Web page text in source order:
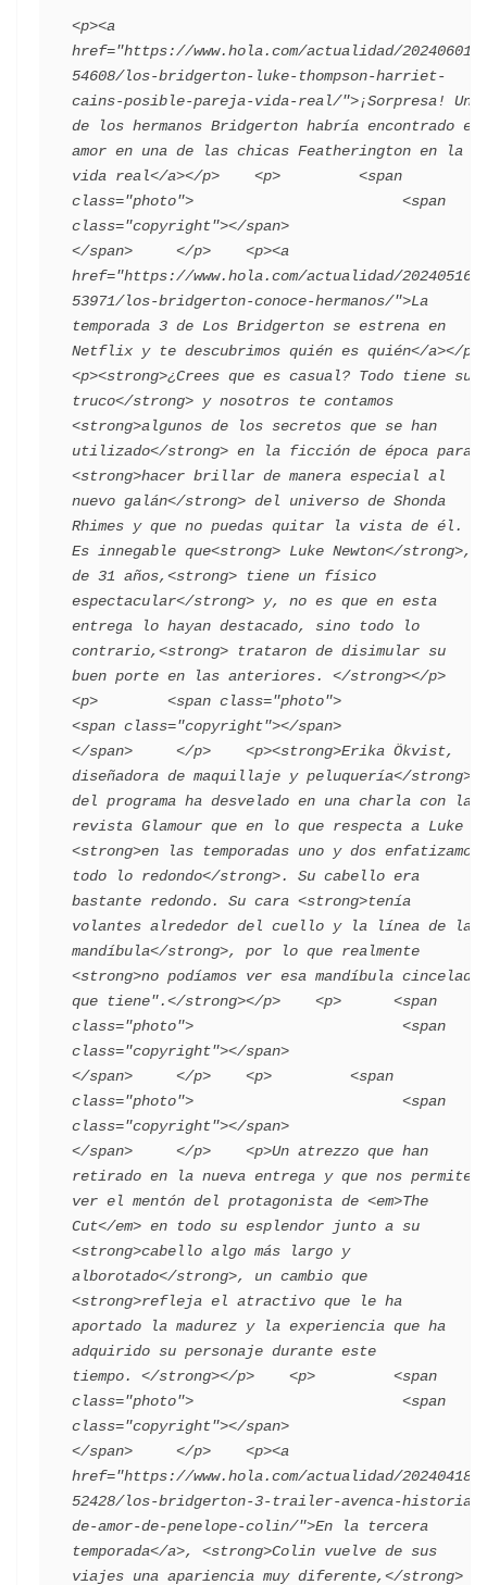
<p><a
href="https://www.hola.com/actualidad/202406012
54608/los-bridgerton-luke-thompson-harriet-
cains-posible-pareja-vida-real/">¡Sorpresa! Uno
de los hermanos Bridgerton habría encontrado el
amor en una de las chicas Featherington en la
vida real</a></p>    <p>         <span
class="photo">                        <span
class="copyright"></span>
</span>     </p>    <p><a
href="https://www.hola.com/actualidad/202405162
53971/los-bridgerton-conoce-hermanos/">La
temporada 3 de Los Bridgerton se estrena en
Netflix y te descubrimos quién es quién</a></p>
<p><strong>¿Crees que es casual? Todo tiene su
truco</strong> y nosotros te contamos
<strong>algunos de los secretos que se han
utilizado</strong> en la ficción de época para
<strong>hacer brillar de manera especial al
nuevo galán</strong> del universo de Shonda
Rhimes y que no puedas quitar la vista de él.
Es innegable que<strong> Luke Newton</strong>,
de 31 años,<strong> tiene un físico
espectacular</strong> y, no es que en esta
entrega lo hayan destacado, sino todo lo
contrario,<strong> trataron de disimular su
buen porte en las anteriores. </strong></p>
<p>        <span class="photo">
<span class="copyright"></span>
</span>     </p>    <p><strong>Erika Ökvist,
diseñadora de maquillaje y peluquería</strong>
del programa ha desvelado en una charla con la
revista Glamour que en lo que respecta a Luke "
<strong>en las temporadas uno y dos enfatizamos
todo lo redondo</strong>. Su cabello era
bastante redondo. Su cara <strong>tenía
volantes alrededor del cuello y la línea de la
mandíbula</strong>, por lo que realmente
<strong>no podíamos ver esa mandíbula cincelada
que tiene".</strong></p>    <p>      <span
class="photo">                        <span
class="copyright"></span>
</span>     </p>    <p>         <span
class="photo">                        <span
class="copyright"></span>
</span>     </p>    <p>Un atrezzo que han
retirado en la nueva entrega y que nos permite
ver el mentón del protagonista de <em>The
Cut</em> en todo su esplendor junto a su
<strong>cabello algo más largo y
alborotado</strong>, un cambio que
<strong>refleja el atractivo que le ha
aportado la madurez y la experiencia que ha
adquirido su personaje durante este
tiempo. </strong></p>    <p>         <span
class="photo">                        <span
class="copyright"></span>
</span>     </p>    <p><a
href="https://www.hola.com/actualidad/202404182
52428/los-bridgerton-3-trailer-avenca-historia-
de-amor-de-penelope-colin/">En la tercera
temporada</a>, <strong>Colin vuelve de sus
viajes una apariencia muy diferente,</strong>